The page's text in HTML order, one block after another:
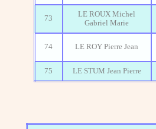
73
LE ROUX Michel
Gabriel Marie
74 LE ROY Pierre Jean
75 LE STUM Jean Pierre